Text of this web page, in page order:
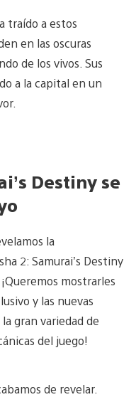
traído a estos
en las oscuras
de los vivos. Sus
a la capital en un
Destiny se
la
2: Samurai’s Destiny
mostrarles
y las nuevas
gran variedad de
del juego!
de revelar.